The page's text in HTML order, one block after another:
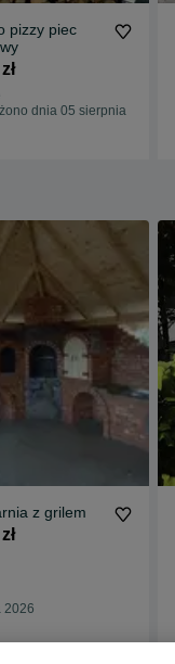
pizzy piec
dnia 05 sierpnia
z grilem
2026